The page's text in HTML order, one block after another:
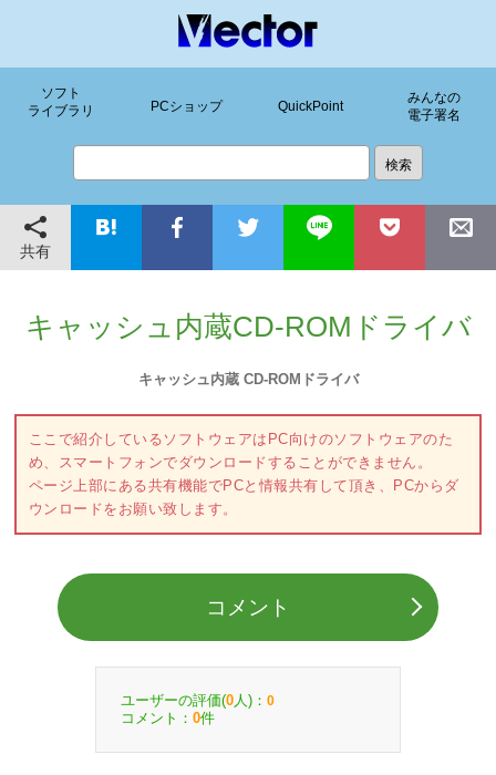
ソフト
ライブラリ
PCショップ QuickPoint
みんなの
電子署名
共有
キャッシュ内蔵CD-ROMドライバ
キャッシュ内蔵 CD-ROMドライバ
ここで紹介しているソフトウェアはPC向けのソフトウェアのた
め、スマートフォンでダウンロードすることができません。
ページ上部にある共有機能でPCと情報共有して頂き、PCからダ
ウンロードをお願い致します。
コメント
ユーザーの評価(0 人)： 0
コメント： 0件